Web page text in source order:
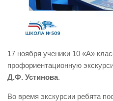
17 ноября ученики 10 «А»
профориентационную
Д.Ф. Устинова.
Во время экскурсии ребята